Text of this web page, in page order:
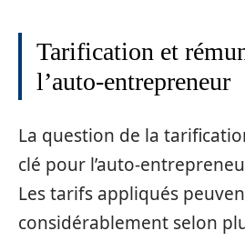
Tarification et
l’auto-entrepreneur
La question de la
clé pour l’auto-
Les tarifs appliqués
considérablement selon